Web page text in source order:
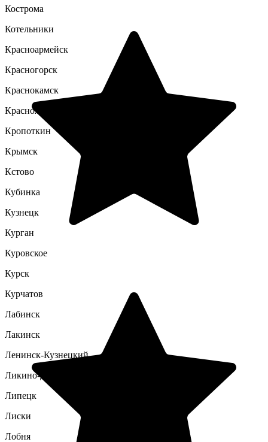
Кострома
Котельники
Красноармейск
Красногорск
Краснокамск
Красноярск
Кропоткин
Крымск
Кстово
Кубинка
Кузнецк
Курган
Куровское
Курск
Курчатов
Лабинск
Лакинск
Ленинск-Кузнецкий
Ликино-Дулево
Липецк
Лиски
Лобня